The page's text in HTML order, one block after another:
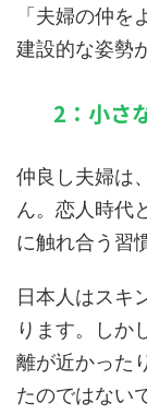
「夫婦の仲
建設的な姿勢
2：小さ
仲良し夫婦は
ん。恋人時代
に触れ合う習
日本人はスキ
ります。しか
離が近かった
たのではない